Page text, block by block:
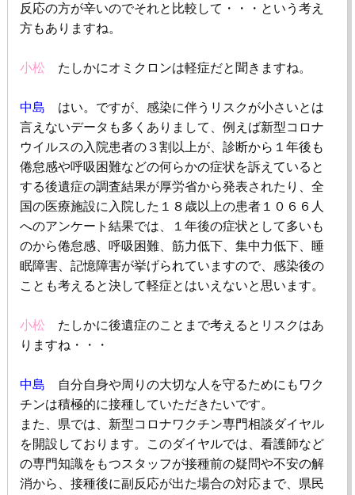
反応の方が辛いのでそれと比較して・・・という考え
方もありますね。
小松 たしかにオミクロンは軽症だと聞きますね。
中島 はい。ですが、感染に伴うリスクが小さいとは
言えないデータも多くありまして、例えば新型コロナ
ウイルスの入院患者の３割以上が、診断から１年後も
倦怠感や呼吸困難などの何らかの症状を訴えていると
する後遺症の調査結果が厚労省から発表されたり、全
国の医療施設に入院した１８歳以上の患者１０６６人
へのアンケート結果では、１年後の症状として多いも
のから倦怠感、呼吸困難、筋力低下、集中力低下、睡
眠障害、記憶障害が挙げられていますので、感染後の
ことも考えると決して軽症とはいえないと思います。
小松 たしかに後遺症のことまで考えるとリスクはあ
りますね・・・
中島 自分自身や周りの大切な人を守るためにもワク
チンは積極的に接種していただきたいです。
また、県では、新型コロナワクチン専門相談ダイヤル
を開設しております。このダイヤルでは、看護師など
の専門知識をもつスタッフが接種前の疑問や不安の解
消から、接種後に副反応が出た場合の対応まで、県民